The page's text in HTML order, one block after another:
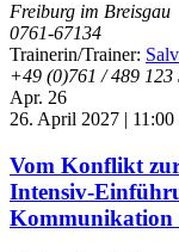
Freiburg im Breisgau
0761-67134
Trainerin/Trainer:
+49 (0)761 / 489 123
Apr. 26
26. April 2027 | 11:00
Vom Konflikt
Intensiv-
Kommunikation